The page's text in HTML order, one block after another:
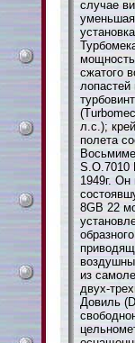
случае
уменьшая
сжатого
лопастей
л.с.);
полета
S.O.7010
1949г.
8GB 22
из
двух-
Довиль